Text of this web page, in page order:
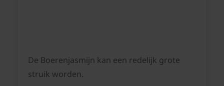
De Boerenjasmijn kan een redelijk grote
struik worden.